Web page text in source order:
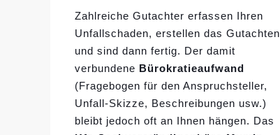
Zahlreiche Gutachter erfassen Ihren
Unfallschaden, erstellen das Gutachten
und sind dann fertig. Der damit
verbundene Bürokratieaufwand
(Fragebogen für den Anspruchsteller,
Unfall-Skizze, Beschreibungen usw.)
bleibt jedoch oft an Ihnen hängen. Das